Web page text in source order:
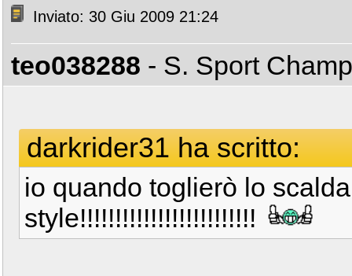
Inviato: 30 Giu 2009 21:24
teo038288 - S. Sport
darkrider31 ha scritto:
io quando toglierò lo
style!!!!!!!!!!!!!!!!!!!!!!!!!